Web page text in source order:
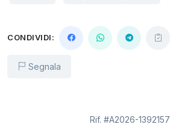
CONDIVIDI:
Segnala
Rif. #A2026-1392157